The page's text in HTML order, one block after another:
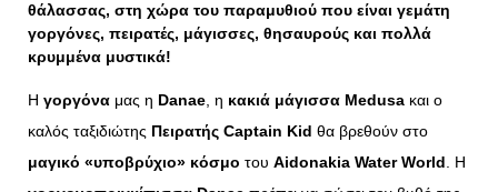
θάλασσας, στη χώρα του παραμυθιού που είναι γεμάτη
γοργόνες, πειρατές, μάγισσες, θησαυρούς και πολλά
κρυμμένα μυστικά!
Η γοργόνα μας η Danae , η κακιά μάγισσα Μedusa και ο
καλός ταξιδιώτης Πειρατής Captain Kid θα βρεθούν στο
μαγικό «υποβρύχιο» κόσμο του Aidonakia Water World
Η